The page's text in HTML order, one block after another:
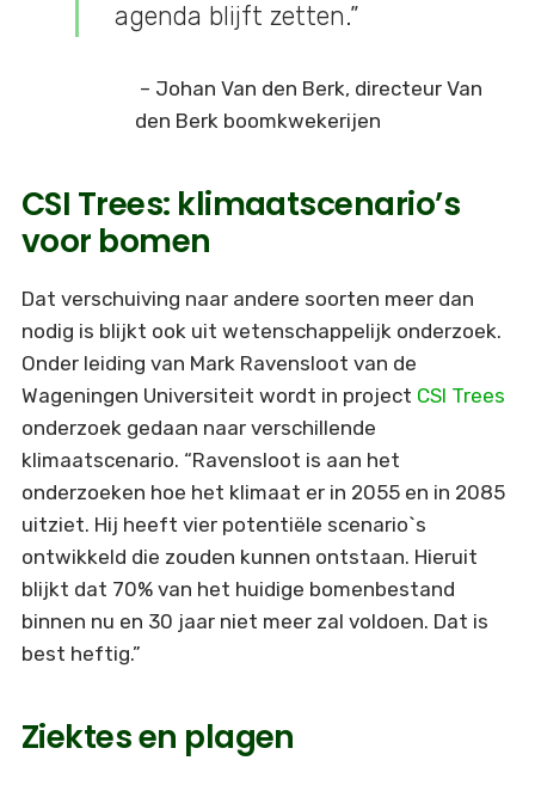
agenda blijft zetten.”
– Johan Van den Berk, directeur Van
den Berk boomkwekerijen
CSI Trees: klimaatscenario’s
voor bomen
Dat verschuiving naar andere soorten meer dan
nodig is blijkt ook uit wetenschappelijk onderzoek.
Onder leiding van Mark Ravensloot van de
Wageningen Universiteit wordt in project CSI Trees
onderzoek gedaan naar verschillende
klimaatscenario. “Ravensloot is aan het
onderzoeken hoe het klimaat er in 2055 en in 2085
uitziet. Hij heeft vier potentiële scenario`s
ontwikkeld die zouden kunnen ontstaan. Hieruit
blijkt dat 70% van het huidige bomenbestand
binnen nu en 30 jaar niet meer zal voldoen. Dat is
best heftig.”
Ziektes en plagen